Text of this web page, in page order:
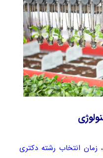
زمان انتخاب رشته دکتری